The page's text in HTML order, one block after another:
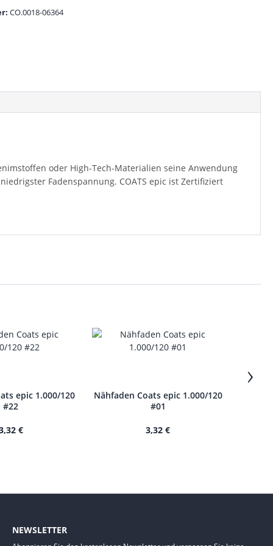
CO.0018-06364
oder High-Tech-Materialien seine Anwendung
Fadenspannung. COATS epic ist Zertifiziert
epic 1.000/120
#22
€
Nähfaden Coats epic 1.000/120
#01
3,32 €
›
NEWSLETTER